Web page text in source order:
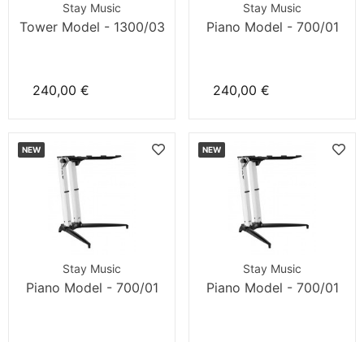
Stay Music
Tower Model - 1300/03
240,00 €
Stay Music
Piano Model - 700/01
240,00 €
NEW
Stay Music
Piano Model - 700/01
NEW
Stay Music
Piano Model - 700/01